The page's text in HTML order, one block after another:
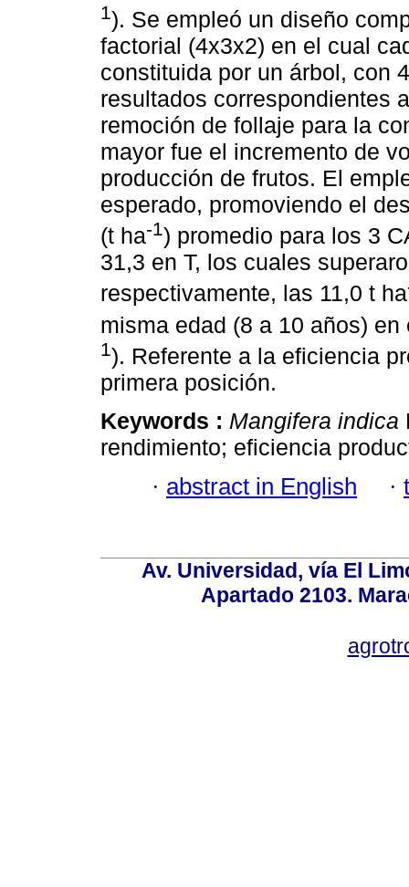
1). Se empleó un diseño
factorial (4x3x2) en el cual
constituida por un árbol, con
resultados correspondientes
remoción de follaje para la
mayor fue el incremento de
producción de frutos. El
esperado, promoviendo el
(t ha-1) promedio para los 3
31,3 en T, los cuales
respectivamente, las 11,0 t ha
misma edad (8 a 10 años)
1). Referente a la eficiencia
primera posición.
Keywords : Mangifera indica
rendimiento; eficiencia
· abstract in English ·
Av. Universidad, vía El
Apartado 2103.